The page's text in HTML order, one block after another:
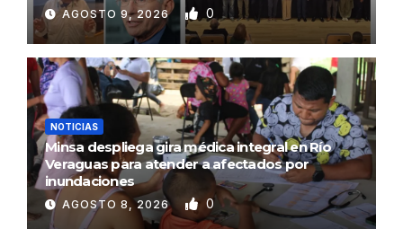
AGOSTO 9, 2026 0
NOTICIAS
Minsa despliega gira médica integral en Río
Veraguas para atender a afectados por
inundaciones
AGOSTO 8, 2026 0